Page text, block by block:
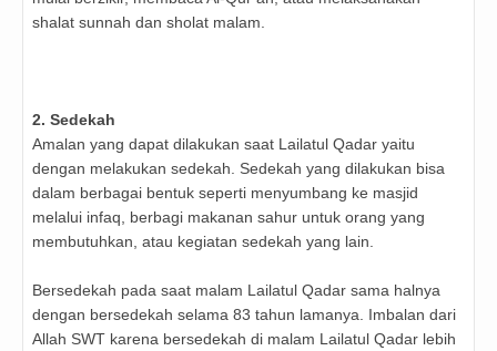
shalat sunnah dan sholat malam.
2. Sedekah
Amalan yang dapat dilakukan saat Lailatul Qadar yaitu
dengan melakukan sedekah. Sedekah yang dilakukan bisa
dalam berbagai bentuk seperti menyumbang ke masjid
melalui infaq, berbagi makanan sahur untuk orang yang
membutuhkan, atau kegiatan sedekah yang lain.
Bersedekah pada saat malam Lailatul Qadar sama halnya
dengan bersedekah selama 83 tahun lamanya. Imbalan dari
Allah SWT karena bersedekah di malam Lailatul Qadar lebih